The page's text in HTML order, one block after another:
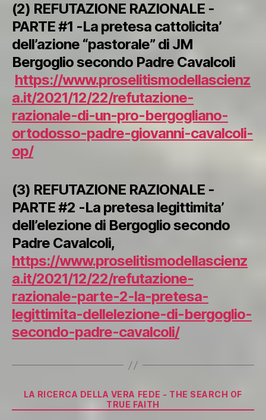
(2) REFUTAZIONE RAZIONALE -
PARTE #1 -La pretesa cattolicita’
dell’azione “pastorale” di JM
Bergoglio secondo Padre Cavalcoli
https://www.proselitismodellascienz
a.it/2021/12/22/refutazione-
razionale-di-un-pro-bergogliano-
ortodosso-padre-giovanni-cavalcoli-
op/
(3) REFUTAZIONE RAZIONALE -
PARTE #2 -La pretesa legittimita’
dell’elezione di Bergoglio secondo
Padre Cavalcoli,
https://www.proselitismodellascienz
a.it/2021/12/22/refutazione-
razionale-parte-2-la-pretesa-
legittimita-dellelezione-di-bergoglio-
secondo-padre-cavalcoli/
Categorie
LA RICERCA DELLA VERA FEDE - THE SEARCH OF
TRUE FAITH